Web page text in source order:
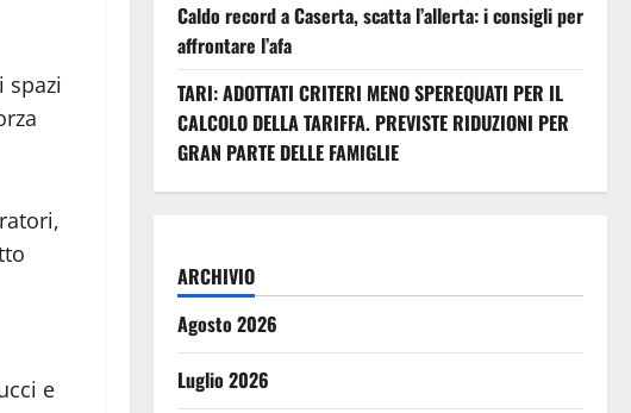
spazi
e
Caldo record a Caserta, scatta l’allerta: i consigli per
affrontare l’afa
TARI: ADOTTATI CRITERI MENO SPEREQUATI PER IL
CALCOLO DELLA TARIFFA. PREVISTE RIDUZIONI PER
GRAN PARTE DELLE FAMIGLIE
ARCHIVIO
Agosto 2026
Luglio 2026